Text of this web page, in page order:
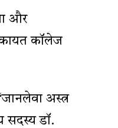
और
कॉलेज
अस्त्र
सदस्य डॉ.